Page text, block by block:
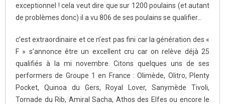
exceptionnel ! cela veut dire que sur 1200 poulains (et autant
de problèmes donc) il a vu 806 de ses poulains se qualifier…
c’est extraordinaire et ce n’est pas fini car la génération des «
F » s’annonce être un excellent cru car on relève déjà 25
qualifiés à la mi novembre. Citons quelques uns de ses
performers de Groupe 1 en France : Olimède, Olitro, Plenty
Pocket, Quinoa du Gers, Royal Lover, Sanymède Tivoli,
Tornade du Rib, Amiral Sacha, Athos des Elfes ou encore le